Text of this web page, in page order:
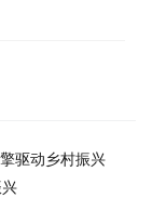
驱动乡村振兴